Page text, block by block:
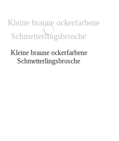
Kleine braune ockerfarbene
Schmetterlingsbrosche